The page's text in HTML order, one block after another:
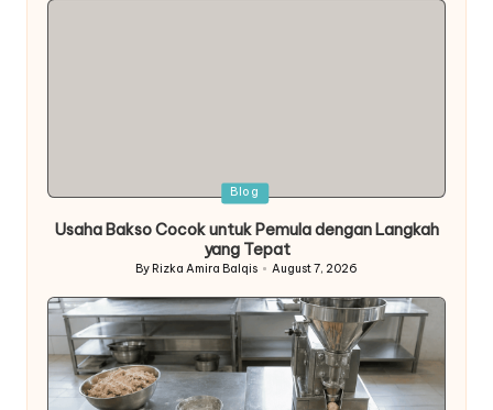
Posted
Blog
Usaha Bakso Cocok untuk Pemula dengan Langkah
yang Tepat
Posted
By Rizka Amira Balqis August 7, 2026